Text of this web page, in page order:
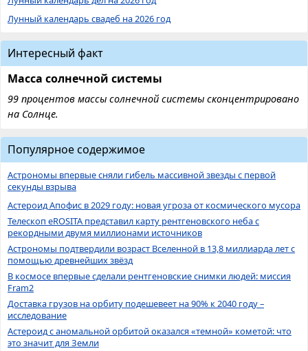
Лунный календарь свадеб на 2026 год
Интересный факт
Масса солнечной системы
99 процентов массы солнечной системы сконцентрировано
на Солнце.
Популярное содержимое
Астрономы впервые сняли гибель массивной звезды с первой
секунды взрыва
Астероид Апофис в 2029 году: новая угроза от космического мусора
Телескоп eROSITA представил карту рентгеновского неба с
рекордными двумя миллионами источников
Астрономы подтвердили возраст Вселенной в 13,8 миллиарда лет с
помощью древнейших звёзд
В космосе впервые сделали рентгеновские снимки людей: миссия
Fram2
Доставка грузов на орбиту подешевеет на 90% к 2040 году –
исследование
Астероид с аномальной орбитой оказался «темной» кометой: что
это значит для Земли